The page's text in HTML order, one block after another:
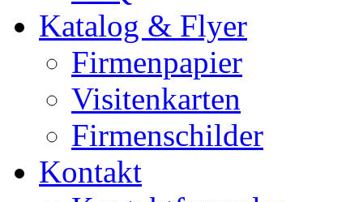
Katalog & Flyer
Firmenpapier
Visitenkarten
Firmenschilder
Kontakt